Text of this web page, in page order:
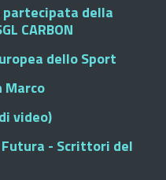
della
CARBON
dello Sport
Marco
video)
- Scrittori del